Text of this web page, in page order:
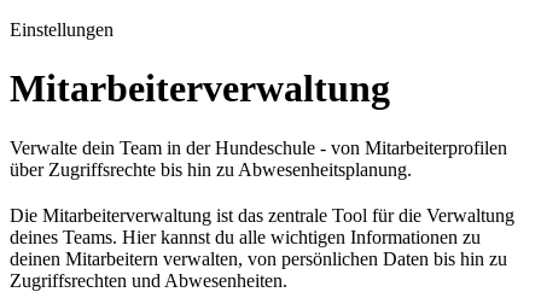
Einstellungen
Mitarbeiterverwaltung
Verwalte dein Team in der Hundeschule - von Mitarbeiterprofilen
über Zugriffsrechte bis hin zu Abwesenheitsplanung.
Die Mitarbeiterverwaltung ist das zentrale Tool für die Verwaltung
deines Teams. Hier kannst du alle wichtigen Informationen zu
deinen Mitarbeitern verwalten, von persönlichen Daten bis hin zu
Zugriffsrechten und Abwesenheiten.